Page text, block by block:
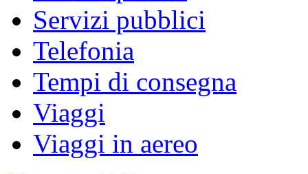
Servizi pubblici
Telefonia
Tempi di consegna
Viaggi
Viaggi in aereo